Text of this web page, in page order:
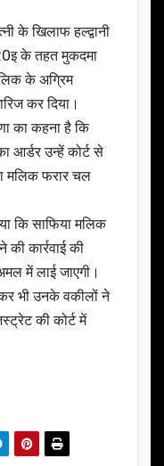
के खिलाफ हल्द्वानी
के तहत मुकदमा
के अग्रिम
कर दिया।
का कहना है कि
आर्डर उन्हें कोर्ट से
मलिक फरार चल
कि साफिया मलिक
की कार्रवाई की
में लाई जाएगी।
भी उनके वकीलों ने
की कोर्ट में